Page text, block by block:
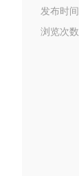
发布时间
浏览次数